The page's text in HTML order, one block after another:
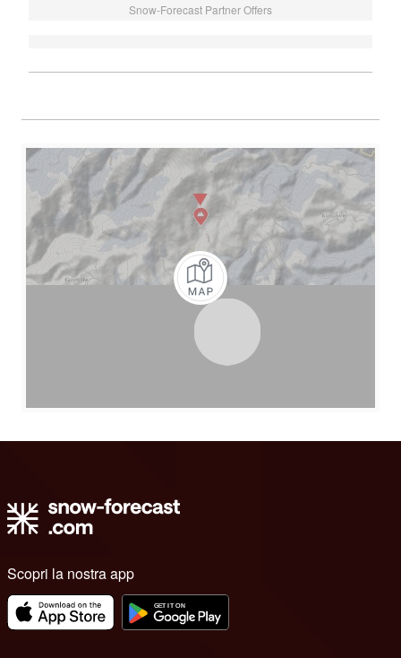
Snow-Forecast Partner Offers
Scopri la nostra app